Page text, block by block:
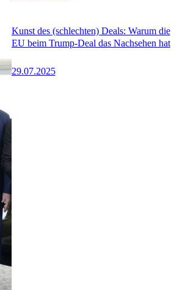
Kunst des (schlechten) Deals: Warum die
EU beim Trump-Deal das Nachsehen hat
29.07.2025